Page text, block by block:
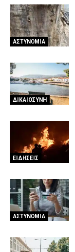
ΑΣΤΥΝΟΜΙΑ
ΔΙΚΑΙΟΣΥΝΗ
ΕΙΔΗΣΕΙΣ
ΑΣΤΥΝΟΜΙΑ